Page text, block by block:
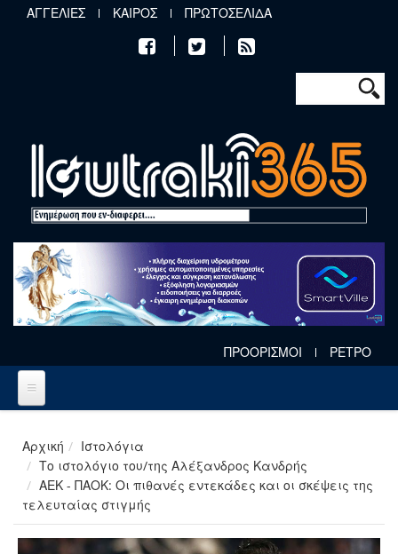
Παράκαμψη προς το κυρίως περιεχόμενο
ΑΓΓΕΛΙΕΣ ΚΑΙΡΟΣ ΠΡΩΤΟΣΕΛΙΔΑ
Φόρμα
Αναζήτηση
ΠΡΟΟΡΙΣΜΟΙ ΡΕΤΡΟ
Αρχική
Ιστολόγια
Το ιστολόγιο του/της Αλέξανδρος Κανδρής
ΑΕΚ - ΠΑΟΚ: Οι πιθανές εντεκάδες και οι σκέψεις της
τελευταίας στιγμής